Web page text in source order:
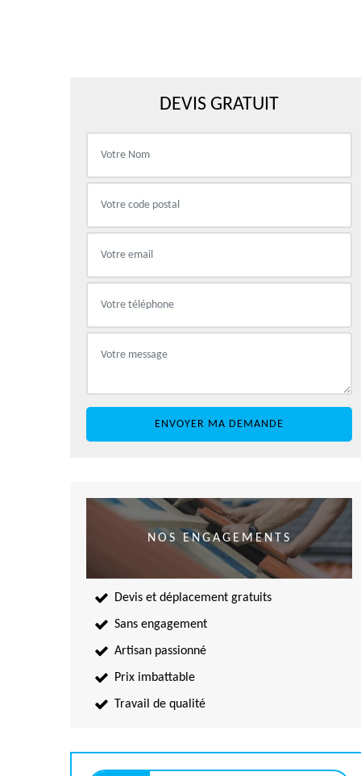
DEVIS GRATUIT
NOS ENGAGEMENTS
Devis et déplacement gratuits
Sans engagement
Artisan passionné
Prix imbattable
Travail de qualité